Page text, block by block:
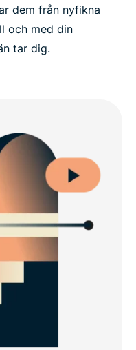
dem från nyfikna
och med din
tar dig.